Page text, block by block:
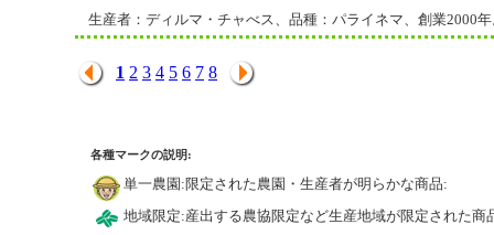
生産者：ディルマ・チャべス、品種：パライネマ、創業2000
1 2 3 4 5 6 7 8
各種マークの説明:
単一農園:限定された農園・生産者が明らかな商品:
地域限定:産出する農協限定など生産地域が限定された商